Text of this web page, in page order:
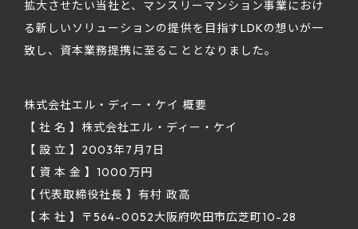
拡大させたい当社と、マンスリーマンション事業におけ
る新しいソリューションの提供を目指すLDKの想いが一
致し、資本業務提携に至ることとなりました。
株式会社エル・ディー・ケイ 概要
【 社 名 】株式会社エル・ディー・ケイ
【 設 立 】2003年7月7日
【 資 本 金 】1000万円
【 代表取締役社長 】有村 政高
【 本 社 】〒564-0052大阪府吹田市広芝町10-28